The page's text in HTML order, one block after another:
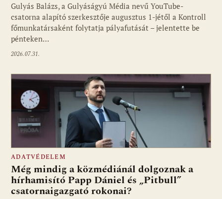
Gulyás Balázs, a Gulyáságyú Média nevű YouTube-
csatorna alapító szerkesztője augusztus 1-jétől a Kontroll
főmunkatársaként folytatja pályafutását – jelentette be
pénteken…
2026.07.31.
ADATVÉDELEM
Még mindig a közmédiánál dolgoznak a
hírhamisító Papp Dániel és „Pitbull”
csatornaigazgató rokonai?